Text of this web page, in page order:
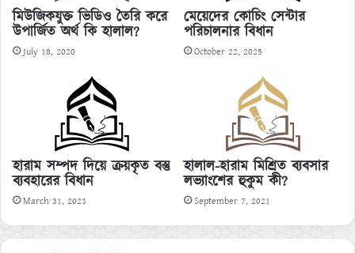
মিউজিকযুক্ত ভিডিও তৈরি করে
উপার্জিত অর্থ কি হালাল?
July 18, 2020
মেয়েদের কোচিং সেন্টার
পরিচালনার বিধান
October 22, 2025
হারাম সম্পদ দিয়ে ক্রয়কৃত বস্তু
ব্যবহারের বিধান
March 31, 2023
হালাল-হারাম মিশ্রিত ব্যবসার
লভ্যাংশের হুকুম কী?
September 7, 2021